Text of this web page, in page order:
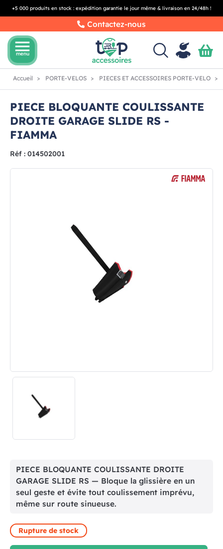
+5 000 produits en stock : expédition garantie le jour même & livraison en 24/48h !
Contactez-nous
menu
menu
Accueil PORTE-VELOS PIECES ET ACCESSOIRES PORTE-VELO
PIECE BLOQUANTE COULISSANTE
DROITE GARAGE SLIDE RS -
FIAMMA
Réf : 014502001
PIECE BLOQUANTE COULISSANTE DROITE
GARAGE SLIDE RS — Bloque la glissière en un
seul geste et évite tout coulissement imprévu,
même sur route sinueuse.
Rupture de stock